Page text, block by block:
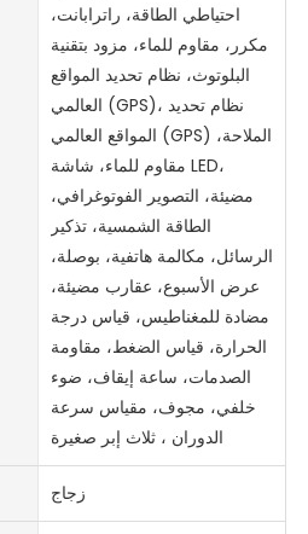
احتياطي الطاقة، راترابانت،
مكرر، مقاوم للماء، مزود بتقنية
البلوتوث، نظام تحديد المواقع
العالمي (GPS)، نظام تحديد
المواقع العالمي (GPS) الملاحة،
مقاوم للماء، شاشة LED،
مضيئة، التصوير الفوتوغرافي،
الطاقة الشمسية، تذكير
الرسائل، مكالمة هاتفية، بوصلة،
عرض الأسبوع، عقارب مضيئة،
مضادة للمغناطيس، قياس درجة
الحرارة، قياس الضغط، مقاومة
الصدمات، ساعة إيقاف، ضوء
خلفي، مجوف، مقياس سرعة
الدوران ، ثلاث إبر صغيرة
زجاج